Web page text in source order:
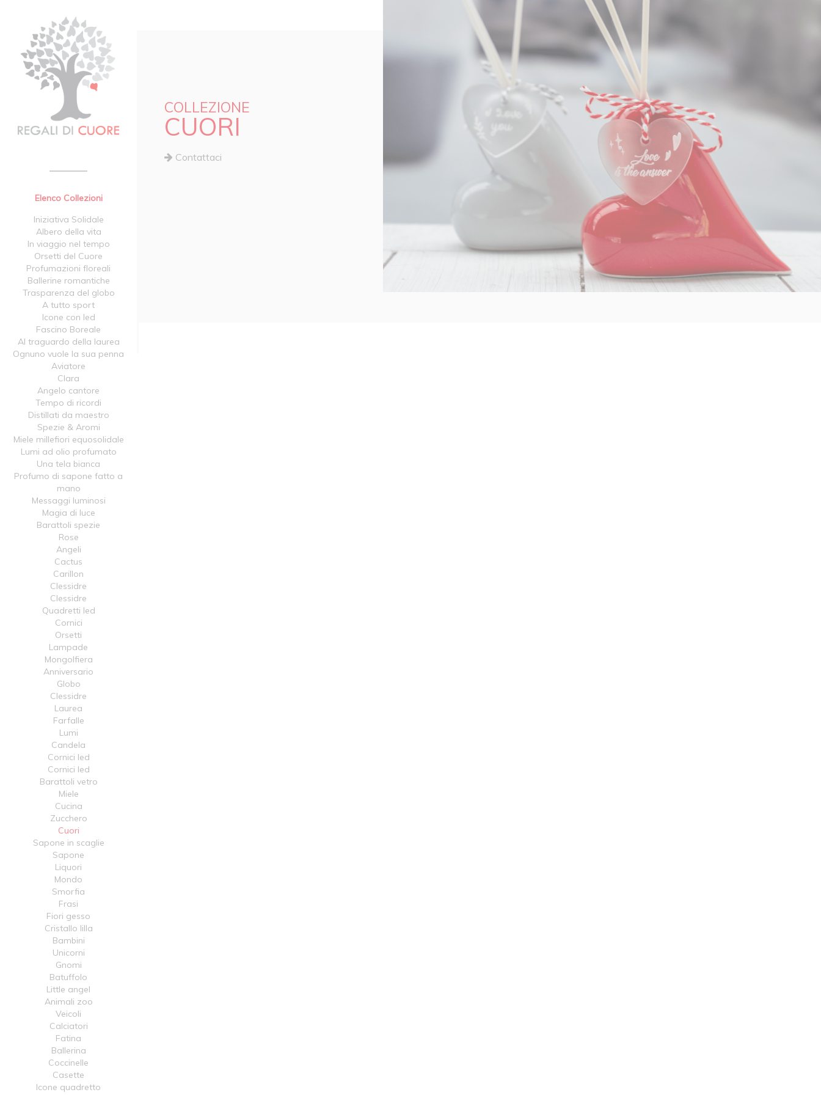
Elenco Collezioni
Iniziativa Solidale
Albero della vita
In viaggio nel tempo
Orsetti del Cuore
Profumazioni floreali
Ballerine romantiche
Trasparenza del globo
A tutto sport
Icone con led
Fascino Boreale
Al traguardo della laurea
Ognuno vuole la sua penna
Aviatore
Clara
Angelo cantore
Tempo di ricordi
Distillati da maestro
Spezie & Aromi
Miele millefiori equosolidale
Lumi ad olio profumato
Una tela bianca
Profumo di sapone fatto a
mano
Messaggi luminosi
Magia di luce
Barattoli spezie
Rose
Angeli
Cactus
Carillon
Clessidre
Clessidre
Quadretti led
Cornici
Orsetti
Lampade
Mongolfiera
Anniversario
Globo
Clessidre
Laurea
Farfalle
Lumi
Candela
Cornici led
Cornici led
Barattoli vetro
Miele
Cucina
Zucchero
Cuori
Sapone in scaglie
Sapone
Liquori
Mondo
Smorfia
Frasi
Fiori gesso
Cristallo lilla
Bambini
Unicorni
Gnomi
Batuffolo
Little angel
Animali zoo
Veicoli
Calciatori
Fatina
Ballerina
Coccinelle
Casette
Icone quadretto
COLLEZIONE
CUORI
Contattaci